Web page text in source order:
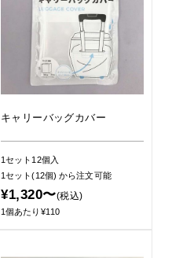
キャリーバッグカバー
1セット12個入
1セット(12個)から注文可能
¥1,320〜(税込)
1個あたり¥110